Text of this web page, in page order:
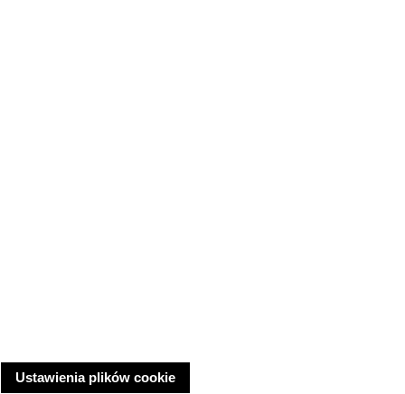
Ustawienia plików cookie